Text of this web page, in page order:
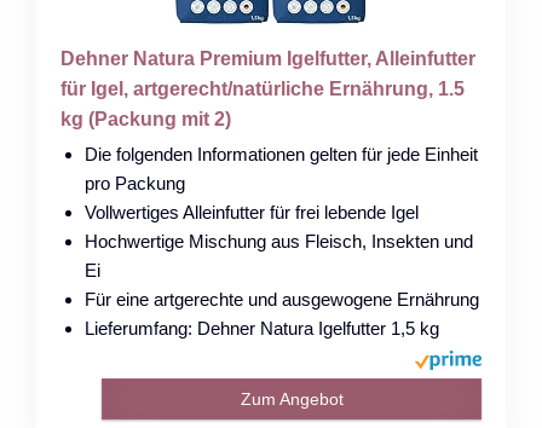
Dehner Natura Premium Igelfutter, Alleinfutter
für Igel, artgerecht/natürliche Ernährung, 1.5
kg (Packung mit 2)
Die folgenden Informationen gelten für jede Einheit
pro Packung
Vollwertiges Alleinfutter für frei lebende Igel
Hochwertige Mischung aus Fleisch, Insekten und
Ei
Für eine artgerechte und ausgewogene Ernährung
Lieferumfang: Dehner Natura Igelfutter 1,5 kg
Zum Angebot